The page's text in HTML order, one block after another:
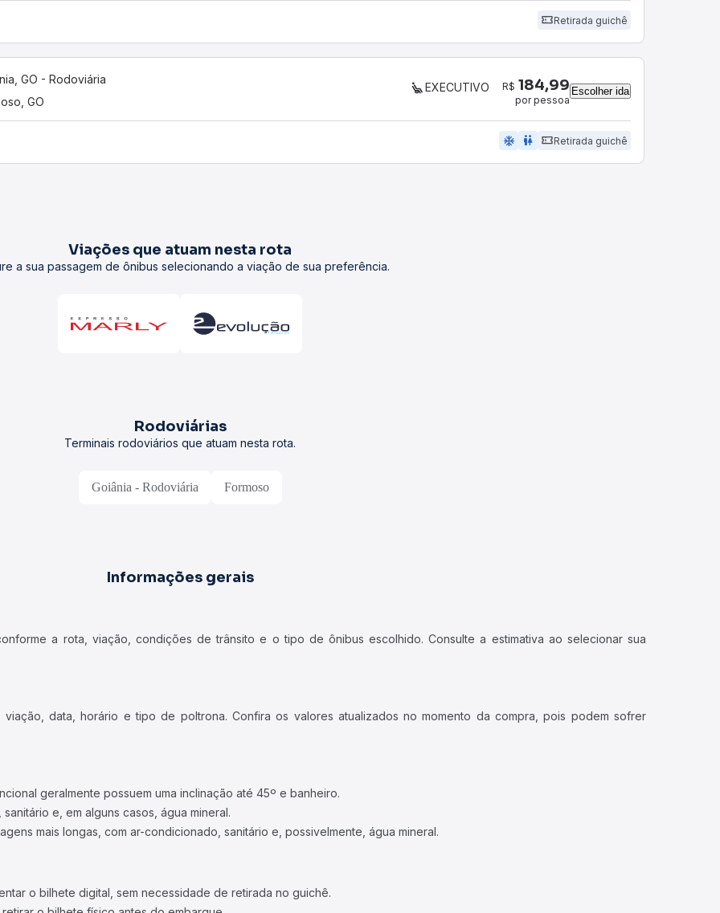
Retirada guichê
GO - Rodoviária
GO
EXECUTIVO R$ 184,99
por pessoa
Escolher ida
ac_unit wc Retirada guichê
Viações que atuam nesta rota
a sua passagem de ônibus selecionando a viação de sua preferência.
Rodoviárias
Terminais rodoviários que atuam nesta rota.
Goiânia - Rodoviária Formoso
Informações gerais
a rota, viação, condições de trânsito e o tipo de ônibus escolhido. Consulte a estimativa ao selecionar sua
data, horário e tipo de poltrona. Confira os valores atualizados no momento da compra, pois podem sofrer
geralmente possuem uma inclinação até 45º e banheiro.
e, em alguns casos, água mineral.
mais longas, com ar-condicionado, sanitário e, possivelmente, água mineral.
o bilhete digital, sem necessidade de retirada no guichê.